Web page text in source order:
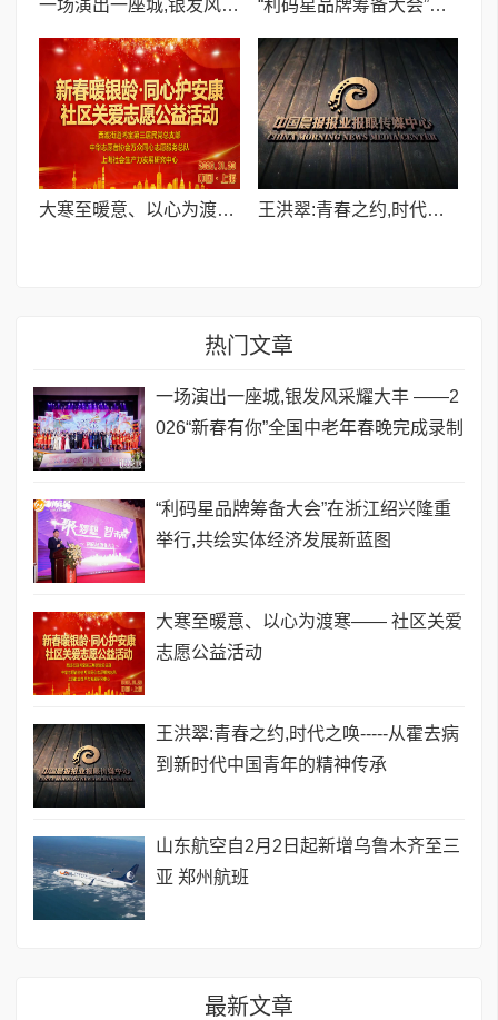
一场演出一座城,银发风采耀大丰 ——2026“新春有你”全国中老年春晚完成录制 ​“利码星品牌筹备大会”在浙江绍兴隆重举行,共绘实体经济发展新蓝图
​大寒至暖意、以心为渡寒—— 社区关爱志愿公益活动 王洪翠:青春之约,时代之唤-----从霍去病到新时代中国青年的精神传承
热门文章
一场演出一座城,银发风采耀大丰 ——2
026“新春有你”全国中老年春晚完成录制
​“利码星品牌筹备大会”在浙江绍兴隆重
举行,共绘实体经济发展新蓝图
​大寒至暖意、以心为渡寒—— 社区关爱
志愿公益活动
王洪翠:青春之约,时代之唤-----从霍去病
到新时代中国青年的精神传承
山东航空自2月2日起新增乌鲁木齐至三
亚 郑州航班
最新文章